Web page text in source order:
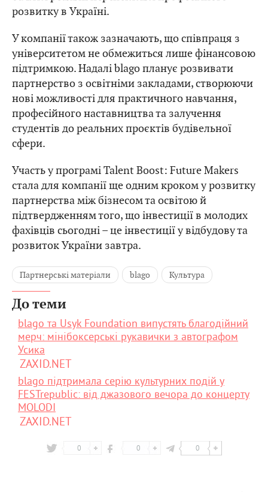
розвитку в Україні.
У компанії також зазначають, що співпраця з
університетом не обмежиться лише фінансовою
підтримкою. Надалі blago планує розвивати
партнерство з освітніми закладами, створюючи
нові можливості для практичного навчання,
професійного наставництва та залучення
студентів до реальних проєктів будівельної
сфери.
Участь у програмі Talent Boost: Future Makers
стала для компанії ще одним кроком у розвитку
партнерства між бізнесом та освітою й
підтвердженням того, що інвестиції в молодих
фахівців сьогодні – це інвестиції у відбудову та
розвиток України завтра.
Партнерські матеріали blago Культура
До теми
blago та Usyk Foundation випустять благодійний
мерч: мінібоксерські рукавички з автографом
Усика
ZAXID.NET
blago підтримала серію культурних подій у
FESTrepublic: від джазового вечора до концерту
MOLODI
ZAXID.NET
0 0 0